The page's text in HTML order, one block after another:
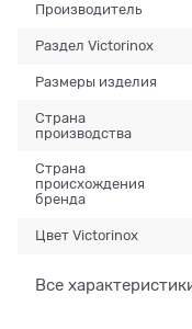
Производитель
Раздел Victorinox
Размеры изделия
Страна
производства
Страна
происхождения
бренда
Цвет Victorinox
Все